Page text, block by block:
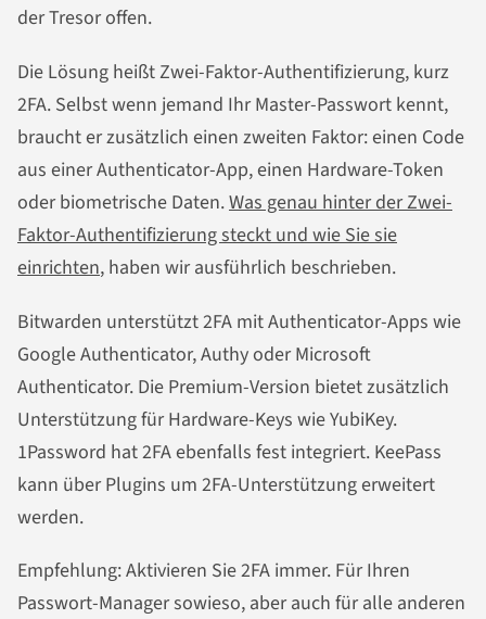
der Tresor offen.
Die Lösung heißt Zwei-Faktor-Authentifizierung, kurz
2FA. Selbst wenn jemand Ihr Master-Passwort kennt,
braucht er zusätzlich einen zweiten Faktor: einen Code
aus einer Authenticator-App, einen Hardware-Token
oder biometrische Daten.Was genau hinter der Zwei-
Faktor-Authentifizierung steckt und wie Sie sie
einrichten, haben wir ausführlich beschrieben.
Bitwarden unterstützt 2FA mit Authenticator-Apps wie
Google Authenticator, Authy oder Microsoft
Authenticator. Die Premium-Version bietet zusätzlich
Unterstützung für Hardware-Keys wie YubiKey.
1Password hat 2FA ebenfalls fest integriert. KeePass
kann über Plugins um 2FA-Unterstützung erweitert
werden.
Empfehlung: Aktivieren Sie 2FA immer. Für Ihren
Passwort-Manager sowieso, aber auch für alle anderen